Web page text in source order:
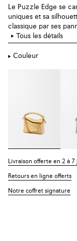
Le Puzzle Edge se
uniques et sa
classique par ses
version mini est
Tous les détails
Couleur
Livraison offerte en 2 à
Retours en ligne offerts
Notre coffret signature